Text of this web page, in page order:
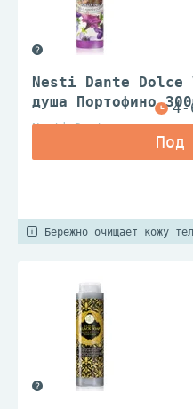
Nesti Dante Dolce
душа Портофино
Nesti Dante
Бережно очищает кожу